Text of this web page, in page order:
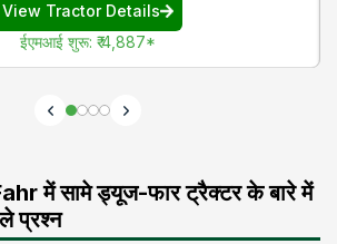
View Tractor Details
ईएमआई शुरू: ₹ 4,887*
में सामे ड्यूज-फार ट्रैक्टर के बारे में
प्रश्न